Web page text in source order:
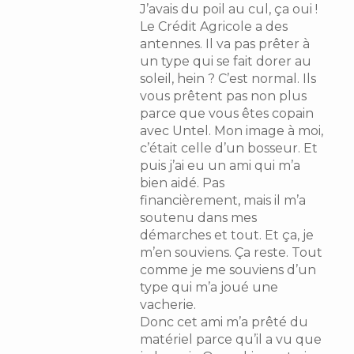
J’avais du poil au cul, ça oui !
Le Crédit Agricole a des
antennes. Il va pas prêter à
un type qui se fait dorer au
soleil, hein ? C’est normal. Ils
vous prêtent pas non plus
parce que vous êtes copain
avec Untel. Mon image à moi,
c’était celle d’un bosseur. Et
puis j’ai eu un ami qui m’a
bien aidé. Pas
financièrement, mais il m’a
soutenu dans mes
démarches et tout. Et ça, je
m’en souviens. Ça reste. Tout
comme je me souviens d’un
type qui m’a joué une
vacherie.
Donc cet ami m’a prêté du
matériel parce qu’il a vu que